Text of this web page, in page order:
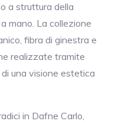
a struttura della
mano. La collezione
fibra di ginestra e
realizzate tramite
una visione estetica
in Dafne Carlo,